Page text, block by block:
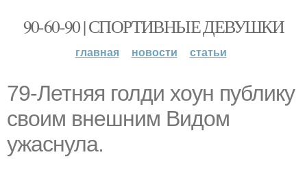
90-60-90 | СПОРТИВНЫЕ ДЕВУШКИ
главная новости статьи
79-Летняя голди хоун публику
своим внешним Видом
ужаснула.